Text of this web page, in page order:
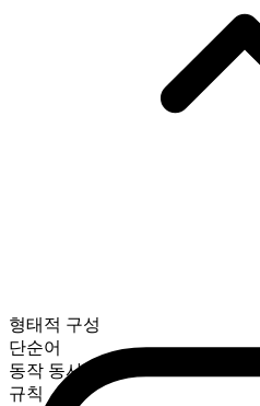
형태적 구성
단순어
동작 동사
규칙